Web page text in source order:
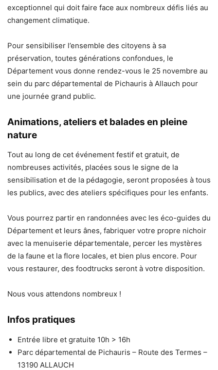
exceptionnel qui doit faire face aux nombreux défis liés au
changement climatique.
Pour sensibiliser l’ensemble des citoyens à sa
préservation, toutes générations confondues, le
Département vous donne rendez-vous le 25 novembre au
sein du parc départemental de Pichauris à Allauch pour
une journée grand public.
Animations, ateliers et balades en pleine
nature
Tout au long de cet événement festif et gratuit, de
nombreuses activités, placées sous le signe de la
sensibilisation et de la pédagogie, seront proposées à tous
les publics, avec des ateliers spécifiques pour les enfants.
Vous pourrez partir en randonnées avec les éco-guides du
Département et leurs ânes, fabriquer votre propre nichoir
avec la menuiserie départementale, percer les mystères
de la faune et la flore locales, et bien plus encore. Pour
vous restaurer, des foodtrucks seront à votre disposition.
Nous vous attendons nombreux !
Infos pratiques
Entrée libre et gratuite 10h > 16h
Parc départemental de Pichauris – Route des Termes –
13190 ALLAUCH